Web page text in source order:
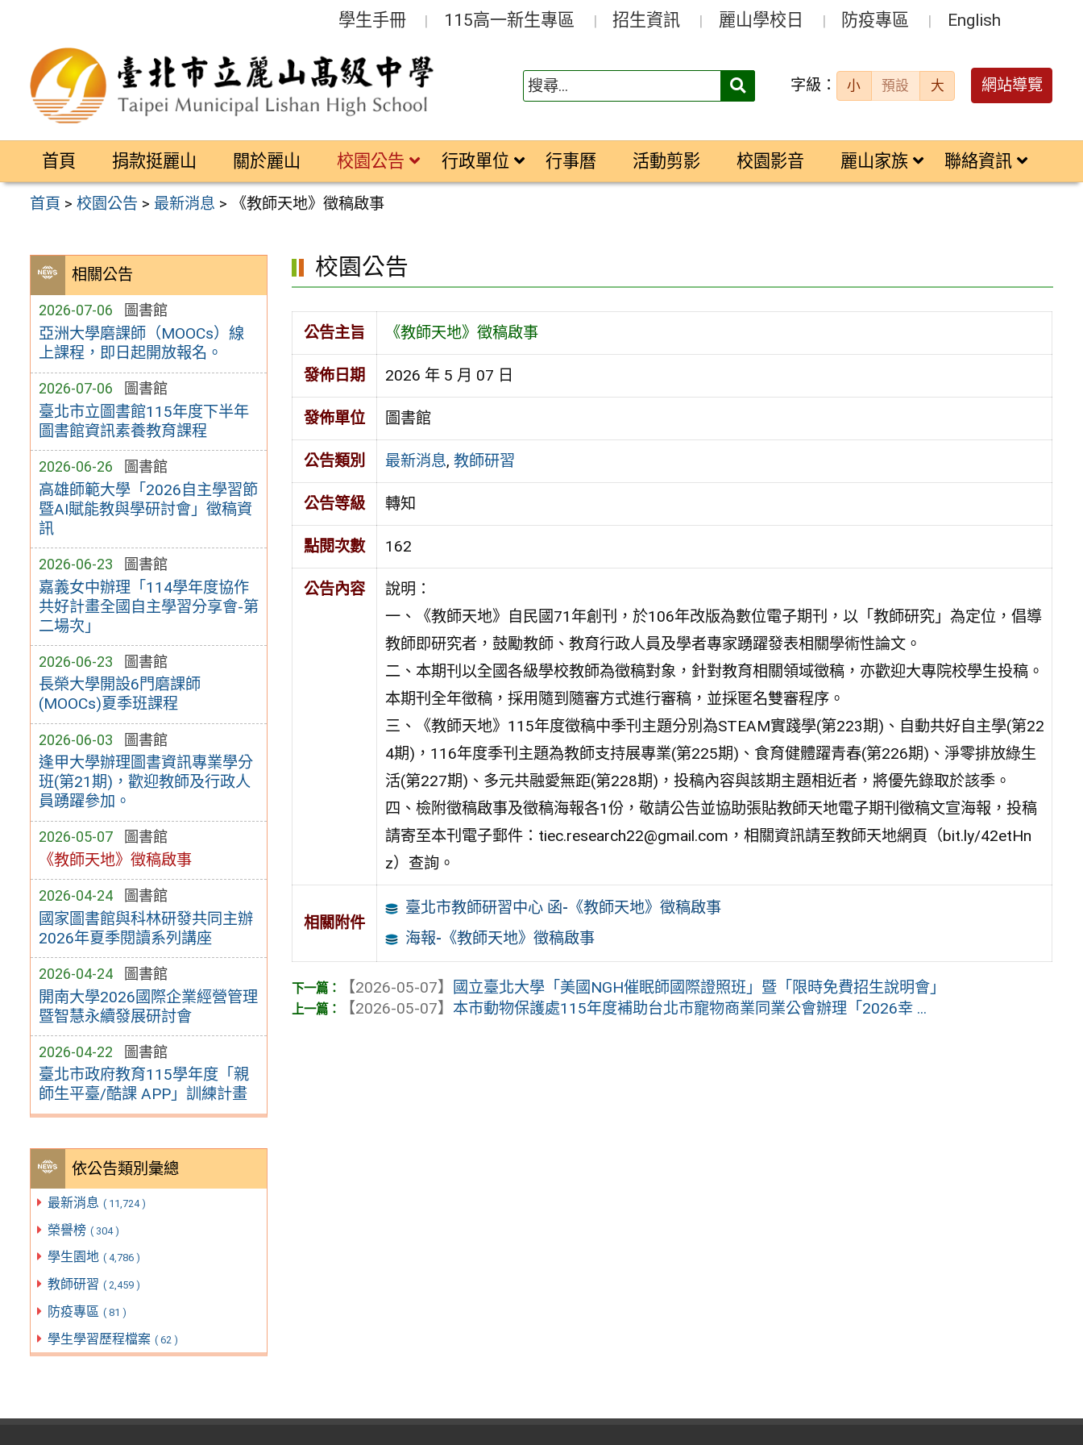
區
學生手冊 115高一新生專區 招生資訊 麗山學校日 防疫專區 English
搜
字級： 小 預設 大 網站導覽
首頁 捐款挺麗山 關於麗山 校園公告 行政單位 行事曆 活動剪影 校園影音 麗山家族 聯絡資訊
首頁 >校園公告 > 最新消息 > 《教師天地》徵稿啟事
相關公告
2026-07-06 圖書館
亞洲大學磨課師（MOOCs）線
上課程，即日起開放報名。
2026-07-06 圖書館
臺北市立圖書館115年度下半年
圖書館資訊素養教育課程
2026-06-26 圖書館
高雄師範大學「2026自主學習節
暨AI賦能教與學研討會」徵稿資
訊
2026-06-23 圖書館
嘉義女中辦理「114學年度協作
共好計畫全國自主學習分享會-第
二場次」
2026-06-23 圖書館
長榮大學開設6門磨課師
(MOOCs)夏季班課程
2026-06-03 圖書館
逢甲大學辦理圖書資訊專業學分
班(第21期)，歡迎教師及行政人
員踴躍參加。
2026-05-07 圖書館
《教師天地》徵稿啟事
2026-04-24 圖書館
國家圖書館與科林研發共同主辦
2026年夏季閱讀系列講座
2026-04-24 圖書館
開南大學2026國際企業經營管理
暨智慧永續發展研討會
2026-04-22 圖書館
臺北市政府教育115學年度「親
師生平臺/酷課 APP」訓練計畫
依公告類別彙總
最新消息 ( 11,724 )
榮譽榜 ( 304 )
學生園地 ( 4,786 )
教師研習 ( 2,459 )
防疫專區 ( 81 )
學生學習歷程檔案 ( 62 )
校園公告
公告主旨 《教師天地》徵稿啟事
發佈日期 2026 年 5 月 07 日
發佈單位 圖書館
公告類別 最新消息, 教師研習
公告等級 轉知
點閱次數 162
公告內容
說明：
一、《教師天地》自民國71年創刊，於106年改版為數位電子期刊，以「教師研究」為定位，倡導
教師即研究者，鼓勵教師、教育行政人員及學者專家踴躍發表相關學術性論文。
二、本期刊以全國各級學校教師為徵稿對象，針對教育相關領域徵稿，亦歡迎大專院校學生投稿。
本期刊全年徵稿，採用隨到隨審方式進行審稿，並採匿名雙審程序。
三、《教師天地》115年度徵稿中季刊主題分別為STEAM實踐學(第223期)、自動共好自主學(第22
4期)，116年度季刊主題為教師支持展專業(第225期)、食育健體躍青春(第226期)、淨零排放綠生
活(第227期)、多元共融愛無距(第228期)，投稿內容與該期主題相近者，將優先錄取於該季。
四、檢附徵稿啟事及徵稿海報各1份，敬請公告並協助張貼教師天地電子期刊徵稿文宣海報，投稿
請寄至本刊電子郵件：tiec.research22@gmail.com，相關資訊請至教師天地網頁（bit.ly/42etHn
z）查詢。
相關附件
臺北市教師研習中心 函-《教師天地》徵稿啟事
海報-《教師天地》徵稿啟事
【2026-05-07】
國立臺北大學「美國NGH催眠師國際證照班」暨「限時免費招生說明會」
【2026-05-07】 本市動物保護處115年度補助台北市寵物商業同業公會辦理「2026幸 ...